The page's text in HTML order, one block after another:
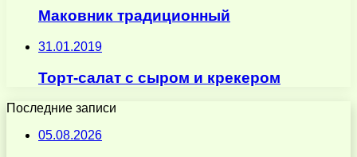
Маковник традиционный
31.01.2019
Торт-салат с сыром и крекером
Последние записи
05.08.2026